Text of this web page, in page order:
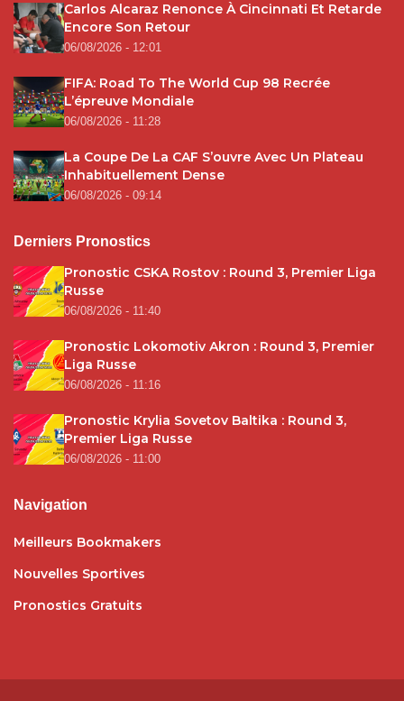
Carlos Alcaraz Renonce À Cincinnati Et Retarde
Encore Son Retour
06/08/2026 - 12:01
FIFA: Road To The World Cup 98 Recrée
L’épreuve Mondiale
06/08/2026 - 11:28
La Coupe De La CAF S’ouvre Avec Un Plateau
Inhabituellement Dense
06/08/2026 - 09:14
Derniers Pronostics
Pronostic CSKA Rostov : Round 3, Premier Liga
Russe
06/08/2026 - 11:40
Pronostic Lokomotiv Akron : Round 3, Premier
Liga Russe
06/08/2026 - 11:16
Pronostic Krylia Sovetov Baltika : Round 3,
Premier Liga Russe
06/08/2026 - 11:00
Navigation
Meilleurs Bookmakers
Nouvelles Sportives
Pronostics Gratuits